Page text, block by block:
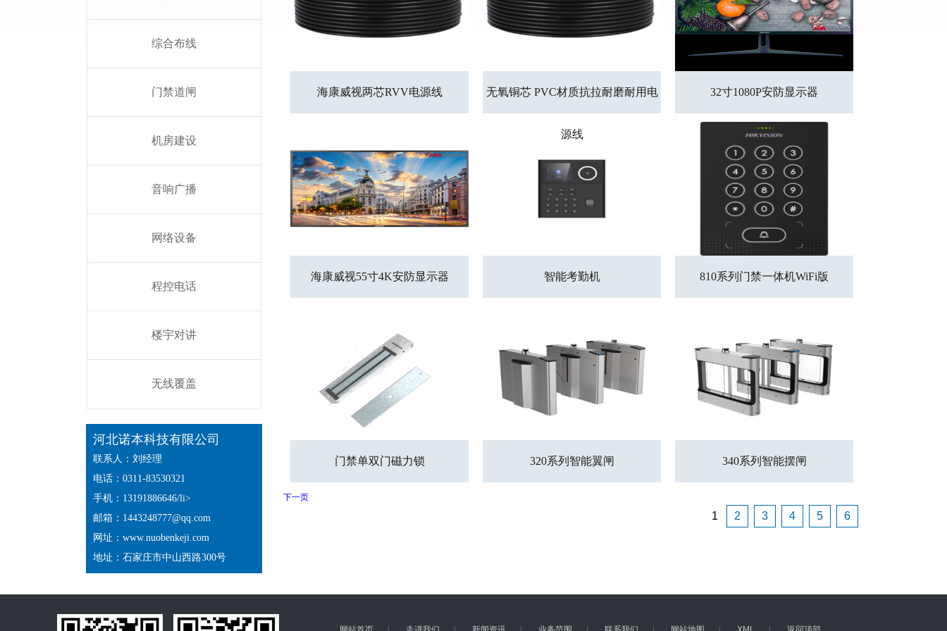
综合布线
门禁道闸
机房建设
音响广播
网络设备
程控电话
楼宇对讲
无线覆盖
河北诺本科技有限公司
联系人：刘经理
电话：0311-83530321
手机：13191886646/li>
邮箱： 1443248777@qq.com
网址： www.nuobenkeji.com
地址：石家庄市中山西路300号
海康威视两芯RVV电源线 无氧铜芯 PVC材质抗拉耐磨耐用电
源线
32寸1080P安防显示器
海康威视55寸4K安防显示器 智能考勤机 810系列门禁一体机WiFi版
门禁单双门磁力锁 320系列智能翼闸 340系列智能摆闸
1 2 3 4 5 6
下一页